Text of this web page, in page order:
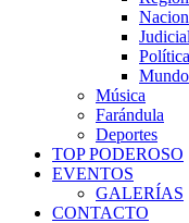
Política
Mundo
Música
Farándula
Deportes
TOP PODEROSO
EVENTOS
GALERÍAS
CONTACTO